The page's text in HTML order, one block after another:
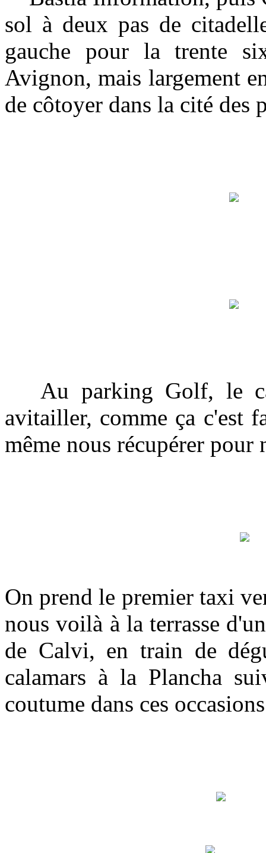
sol à deux pas de
gauche pour la trente
Avignon, mais largement
de côtoyer dans la cité des
Au parking Golf, le
avitailler, comme ça c'est
même nous récupérer pour
On prend le premier taxi
nous voilà à la terrasse
de Calvi, en train de
calamars à la Plancha
coutume dans ces